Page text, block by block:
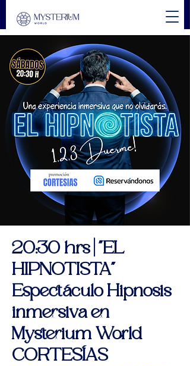
20:30 hrs | "EL
HIPNOTISTA"
Espectáculo Hipnosis
inmersiva en
Mysterium World
CORTESÍAS